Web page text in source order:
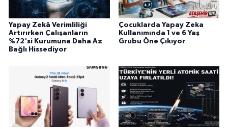
Yapay Zekâ Verimliliği
Artırırken Çalışanların
%72'si Kurumuna Daha Az
Bağlı Hissediyor
Çocuklarda Yapay Zeka
Kullanımında 1 ve 6 Yaş
Grubu Öne Çıkıyor